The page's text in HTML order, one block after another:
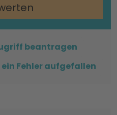
beantragen
ein Fehler aufgefallen